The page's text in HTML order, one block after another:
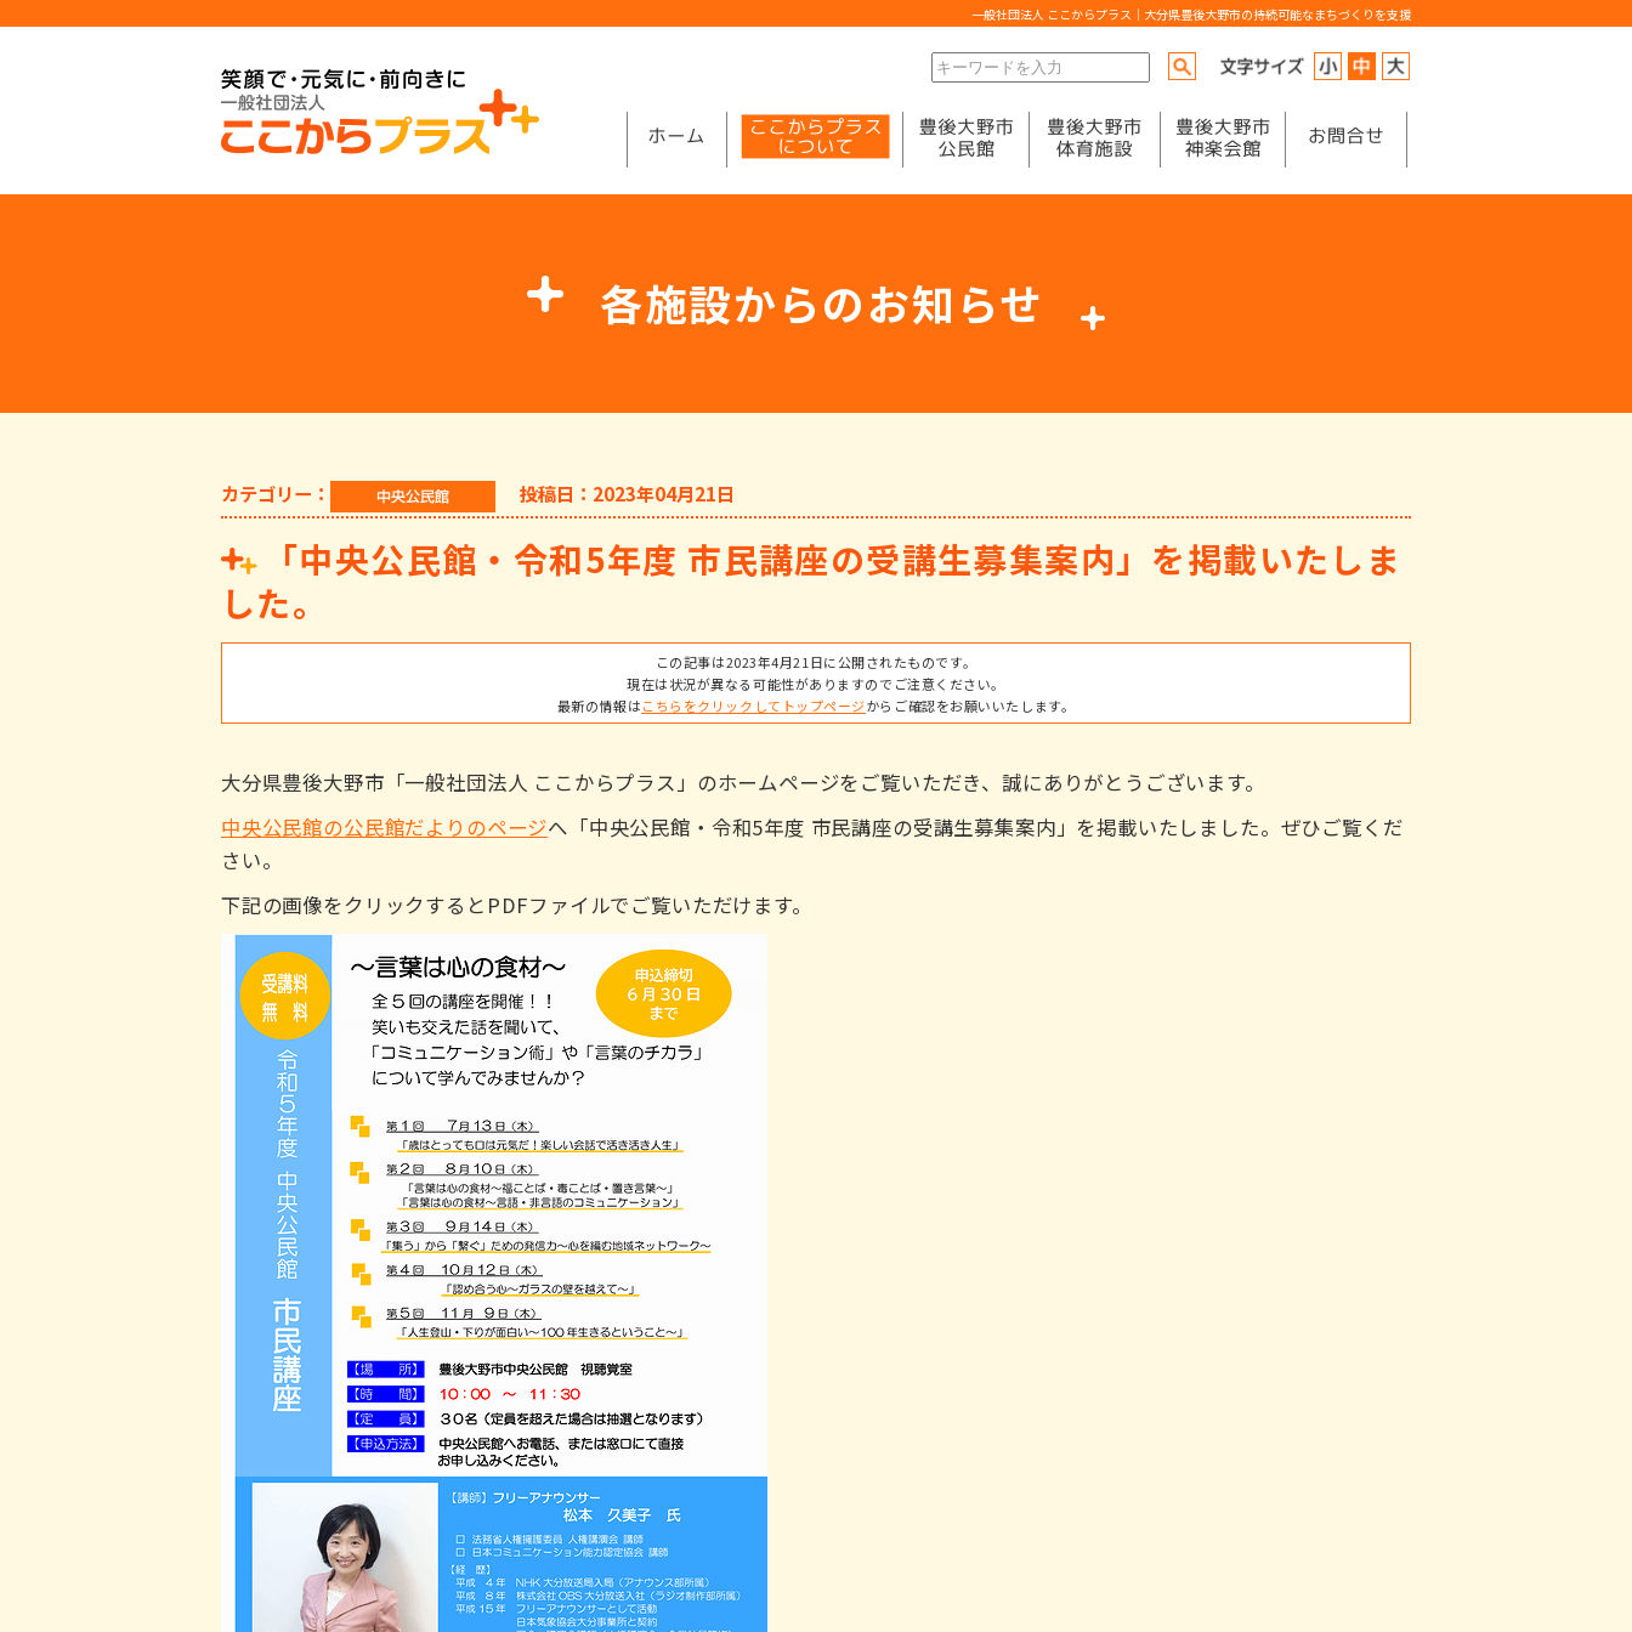
一般社団法人 ここからプラス｜大分県豊後大野市の持続可能なまちづくりを支援
各施設からのお知らせ
カテゴリー： 投稿日：2023年04月21日
「中央公民館・令和5年度 市民講座の受講生募集案内」を掲載いたしま
した。
この記事は2023年4月21日に公開されたものです。
現在は状況が異なる可能性がありますのでご注意ください。
最新の情報はこちらをクリックしてトップページからご確認をお願いいたします。
大分県豊後大野市「一般社団法人 ここからプラス」のホームページをご覧いただき、誠にありがとうございます。
中央公民館の公民館だよりのページへ「中央公民館・令和5年度 市民講座の受講生募集案内」を掲載いたしました。ぜひご覧くだ
さい。
下記の画像をクリックするとPDFファイルでご覧いただけます。